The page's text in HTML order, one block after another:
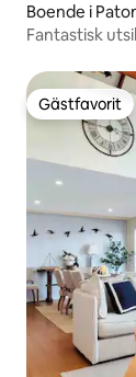
Boende i
Fantastisk
Gästfavorit
Gästfavorit